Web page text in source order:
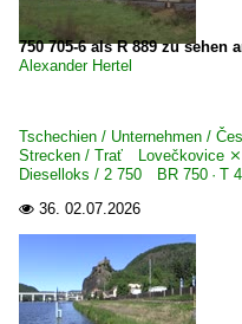
750 705-6 als R 889 zu sehen
Alexander Hertel
Tschechien / Unternehmen /
Strecken / Trať Lovečkovice
Dieselloks / 2 750 BR 750 · T
 36. 02.07.2026